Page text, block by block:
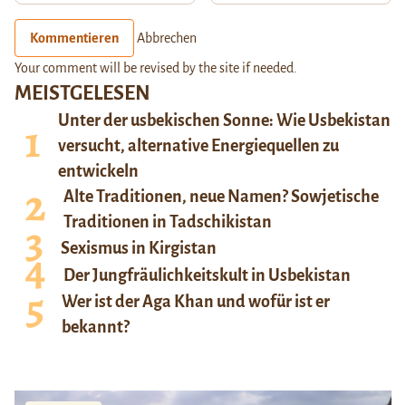
MEISTGELESEN
Unter der usbekischen Sonne: Wie Usbekistan
versucht, alternative Energiequellen zu
entwickeln
Alte Traditionen, neue Namen? Sowjetische
Traditionen in Tadschikistan
Sexismus in Kirgistan
Der Jungfräulichkeitskult in Usbekistan
Wer ist der Aga Khan und wofür ist er
bekannt?
Kommentieren Abbrechen
Your comment will be revised by the site if needed.